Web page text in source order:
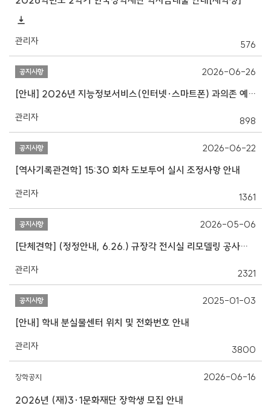
관리자 576
공지사항
[안내] 2026년 지능정보서비스(인터넷·스마트폰) 과의존 예방교육
관리자 898
2026-06-26
공지사항
[역사기록관견학] 15:30 회차 도보투어 실시 조정사항 안내
관리자 1361
2026-06-22
공지사항
[단체견학] (정정안내, 6.26.) 규장각 전시실 리모델링 공사로 인한 부가프로그램 운영 변경 안내
관리자 2321
2026-05-06
공지사항
[안내] 학내 분실물센터 위치 및 전화번호 안내
관리자 3800
2025-01-03
장학공지
2026년 (재)3·1문화재단 장학생 모집 안내
2026-06-16